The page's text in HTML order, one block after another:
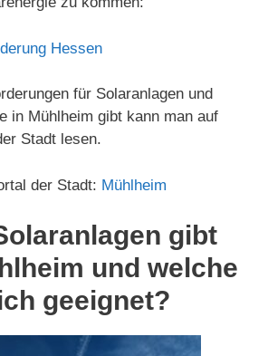
Hessen
für Solaranlagen und
in Mühlheim gibt kann man auf
Stadt lesen.
der Stadt: Mühlheim
gibt
und welche
geeignet?